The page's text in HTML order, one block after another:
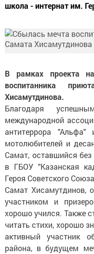
школа - интернат им.
В рамках проекта
воспитанника
Хисамутдинова.
Благодаря
международной
антитеррора "Альфа"
мотолюбителей и
Самат, оставшийся без
в ГБОУ "Казанская
Героя Советского
Самат Хисамутдинов,
участником и
хорошо учился. Также
читать стихи, хорошо
активный участник
района, в будущем